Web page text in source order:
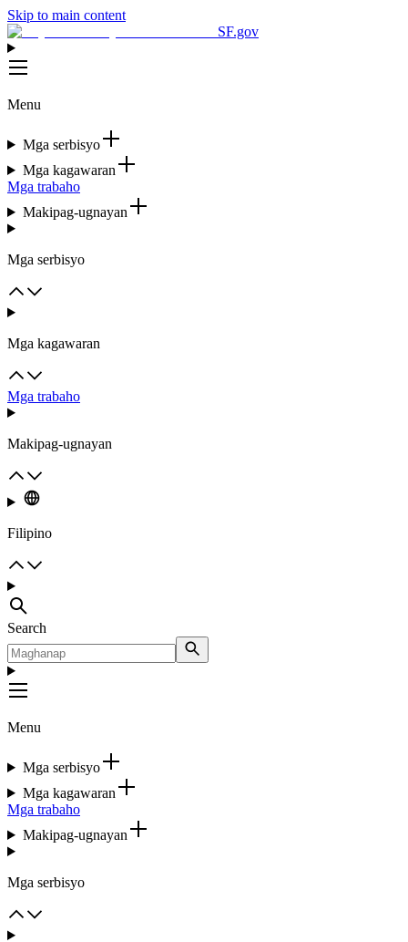
Skip to main content
SF.gov
Menu
Mga serbisyo
Mga kagawaran
Mga trabaho
Makipag-ugnayan
Mga serbisyo
Mga kagawaran
Mga trabaho
Makipag-ugnayan
Filipino
Search
Menu
Mga serbisyo
Mga kagawaran
Mga trabaho
Makipag-ugnayan
Mga serbisyo